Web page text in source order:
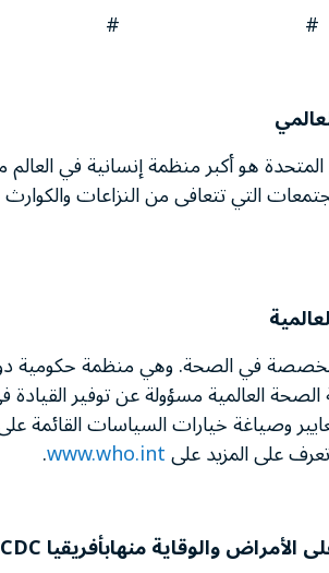
#
المتحدة هو أكبر منظمة إنسانية في العالم
التي تتعافى من النزاعات والكوارث
في الصحة. وهي منظمة حكومية
العالمية مسؤولة عن توفير
وصياغة خيارات السياسات القائمة على
على المزيد علىwww.who.int
.
الأمراض والوقاية منهابأفريقيا